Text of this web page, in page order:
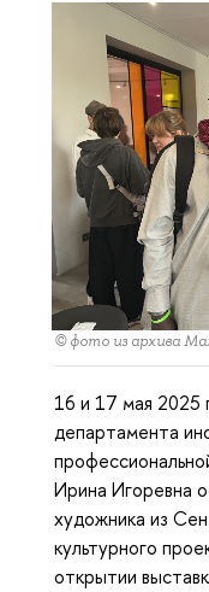
© фото из архива
16 и 17 мая 2025
департамента
Ирина Игоревна
художника из
культурного
открытии